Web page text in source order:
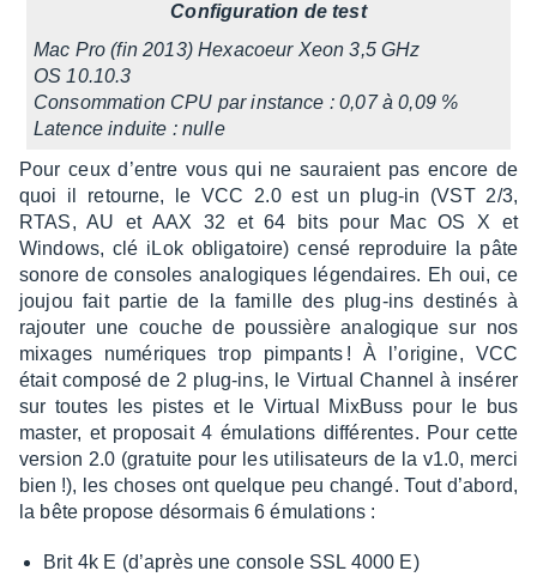
Confi­gu­ra­tion de test
Mac Pro (fin 2013) Hexa­coeur Xeon 3,5 GHz
OS 10.10.3
Consom­ma­tion CPU par instance : 0,07 à 0,09 %
Latence induite : nulle
Pour ceux d’entre vous qui ne sauraient pas encore de
quoi il retourne, le VCC 2.0 est un plug-in (VST 2/3,
RTAS, AU et AAX 32 et 64 bits pour Mac OS X et
Windows, clé iLok obli­ga­toire) censé repro­duire la pâte
sonore de consoles analo­giques légen­daires. Eh oui, ce
joujou fait partie de la famille des plug-ins desti­nés à
rajou­ter une couche de pous­sière analo­gique sur nos
mixages numé­riques trop pimpants ! À l’ori­gine, VCC
était composé de 2 plug-ins, le Virtual Chan­nel à insé­rer
sur toutes les pistes et le Virtual MixBuss pour le bus
master, et propo­sait 4 émula­tions diffé­rentes. Pour cette
version 2.0 (gratuite pour les utili­sa­teurs de la v1.0, merci
bien !), les choses ont quelque peu changé. Tout d’abord,
la bête propose désor­mais 6 émula­tions :
Brit 4k E (d’après une console SSL 4000 E)